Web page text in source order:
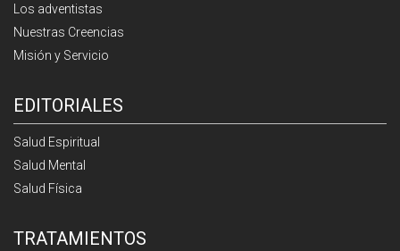
Los adventistas
Nuestras Creencias
Misión y Servicio
EDITORIALES
Salud Espiritual
Salud Mental
Salud Física
TRATAMIENTOS